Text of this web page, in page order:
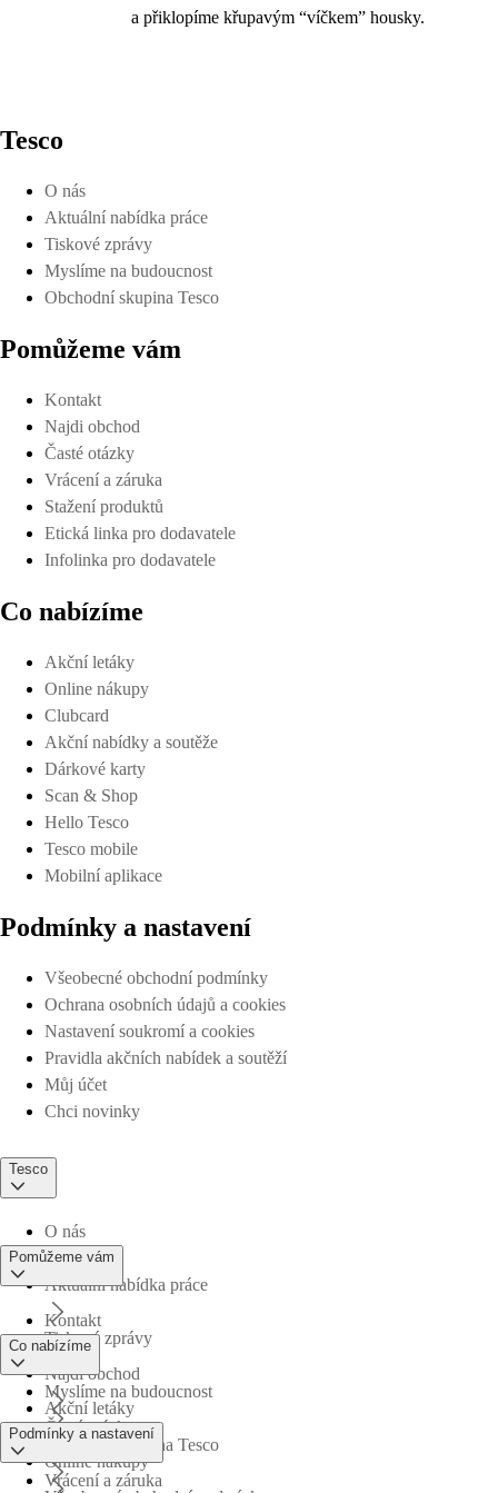
a přiklopíme křupavým “víčkem” housky.
Tesco
O nás
Aktuální nabídka práce
Tiskové zprávy
Myslíme na budoucnost
Obchodní skupina Tesco
Pomůžeme vám
Kontakt
Najdi obchod
Časté otázky
Vrácení a záruka
Stažení produktů
Etická linka pro dodavatele
Infolinka pro dodavatele
Co nabízíme
Akční letáky
Online nákupy
Clubcard
Akční nabídky a soutěže
Dárkové karty
Scan & Shop
Hello Tesco
Tesco mobile
Mobilní aplikace
Podmínky a nastavení
Všeobecné obchodní podmínky
Ochrana osobních údajů a cookies
Nastavení soukromí a cookies
Pravidla akčních nabídek a soutěží
Můj účet
Chci novinky
Tesco
O nás
Aktuální nabídka práce
Tiskové zprávy
Myslíme na budoucnost
Obchodní skupina Tesco
Pomůžeme vám
Kontakt
Najdi obchod
Časté otázky
Vrácení a záruka
Co nabízíme
Akční letáky
Online nákupy
Podmínky a nastavení